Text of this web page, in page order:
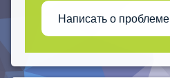
Написать о проблеме